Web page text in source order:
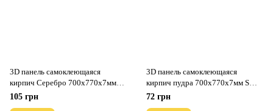
3D панель самоклеющаяся
кирпич Серебро 700x770x7мм
(017-7) SW-00000059
105 грн
3D панель самоклеющаяся
кирпич пудра 700х770х7мм SW-
00001800
72 грн